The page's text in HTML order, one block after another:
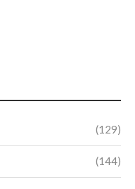
(129)
(144)